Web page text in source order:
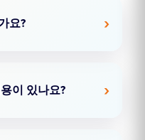
요?
이 있나요?